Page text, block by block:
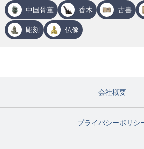
中国骨董 香木 古書
彫刻 仏像
会社概要
プライバシーポリシ